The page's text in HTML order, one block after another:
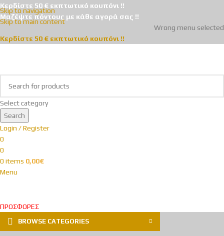
Skip to navigation
Skip to main content
Κερδίστε 50 € εκπτωτικό κουπόνι !!
Μαζέψτε πόντους με κάθε αγορά σας !!
Wrong menu selected
Κερδίστε 50 € εκπτωτικό κουπόνι !!
Select category
Search
Login / Register
0
0
0 items 0,00€
Menu
ΠΡΟΣΦΟΡΕΣ
BROWSE CATEGORIES